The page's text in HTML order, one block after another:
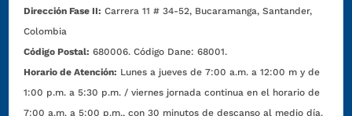
Dirección Fase II: Carrera 11 # 34-52, Bucaramanga, Santander,
Colombia
Código Postal: 680006. Código Dane: 68001.
Horario de Atención: Lunes a jueves de 7:00 a.m. a 12:00 m y de
1:00 p.m. a 5:30 p.m. / viernes jornada continua en el horario de
7:00 a.m. a 5:00 p.m., con 30 minutos de descanso al medio día.